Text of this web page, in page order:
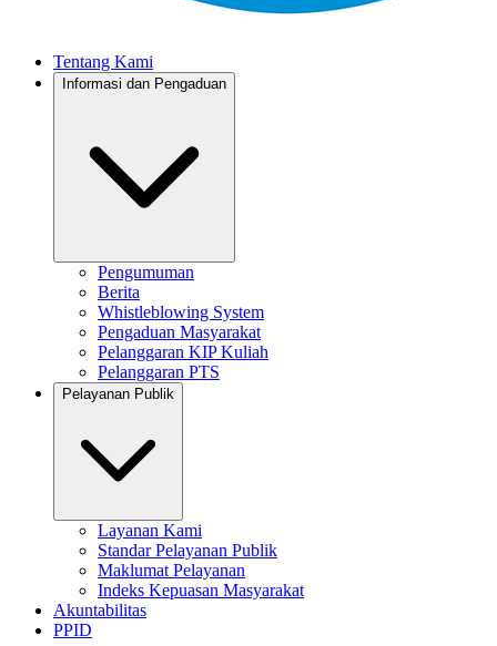
Tentang Kami
Informasi dan Pengaduan
Pengumuman
Berita
Whistleblowing System
Pengaduan Masyarakat
Pelanggaran KIP Kuliah
Pelanggaran PTS
Pelayanan Publik
Layanan Kami
Standar Pelayanan Publik
Maklumat Pelayanan
Indeks Kepuasan Masyarakat
Akuntabilitas
PPID